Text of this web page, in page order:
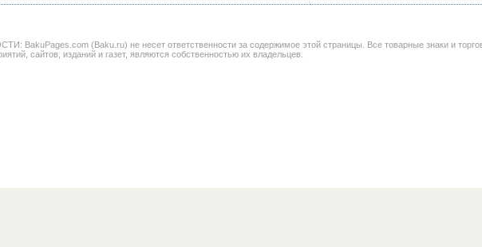
(Baku.ru) не несет ответственности за содержимое этой страницы. Все товарные знаки и
сайтов, изданий и газет, являются собственностью их владельцев.